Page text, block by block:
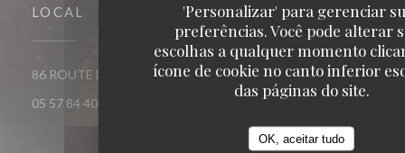
'Personalizar' para gerenciar
preferências. Você pode alterar
escolhas a qualquer momento
ícone de cookie no canto inferior
das páginas do site.
OK, aceitar tudo
LOCAL
86 ROUTE DE CATUSSEAU 33500 POMEROL((abre numa nova
05 57 84 40 40